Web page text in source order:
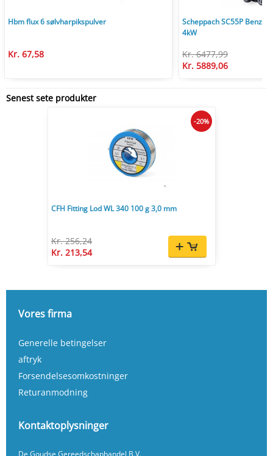
Hbm flux 6 sølvharpikspulver
Kr. 67,58
Scheppach SC55P
4kW
Kr. 6477,99
Kr. 5889,06
Senest sete produkter
CFH Fitting Lod WL 340 100 g 3,0 mm
Kr. 256,24
Kr. 213,54
-20%
Vores firma
Generelle betingelser
aftryk
Forsendelsesomkostninger
Returanmodning
Kontaktoplysninger
De Goudse Gereedschaphandel B.V.